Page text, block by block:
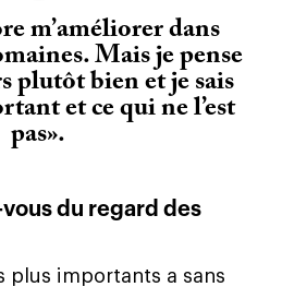
m’améliorer dans
Mais je pense
plutôt bien et je sais
et ce qui ne l’est
pas».
du regard des
plus importants a sans